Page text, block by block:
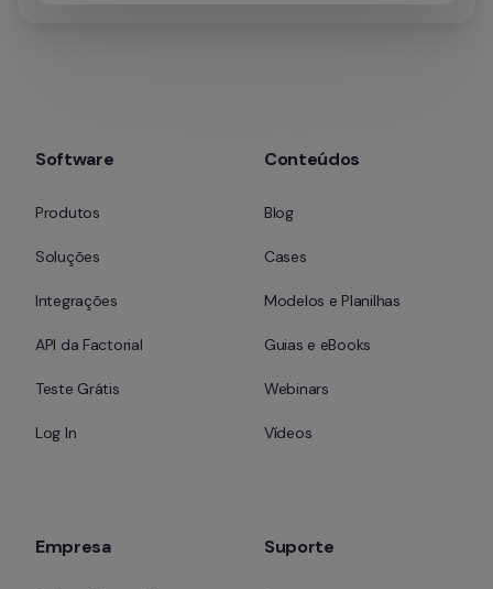
Software
Produtos
Soluções
Integrações
API da Factorial
Teste Grátis
Log In
Conteúdos
Blog
Cases
Modelos e Planilhas
Guias e eBooks
Webinars
Vídeos
Empresa Suporte